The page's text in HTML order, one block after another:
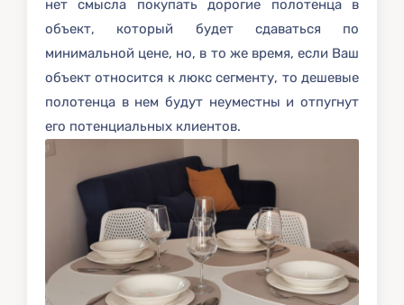
нет смысла покупать дорогие полотенца в
объект, который будет сдаваться по
минимальной цене, но, в то же время, если Ваш
объект относится к люкс сегменту, то дешевые
полотенца в нем будут неуместны и отпугнут
его потенциальных клиентов.